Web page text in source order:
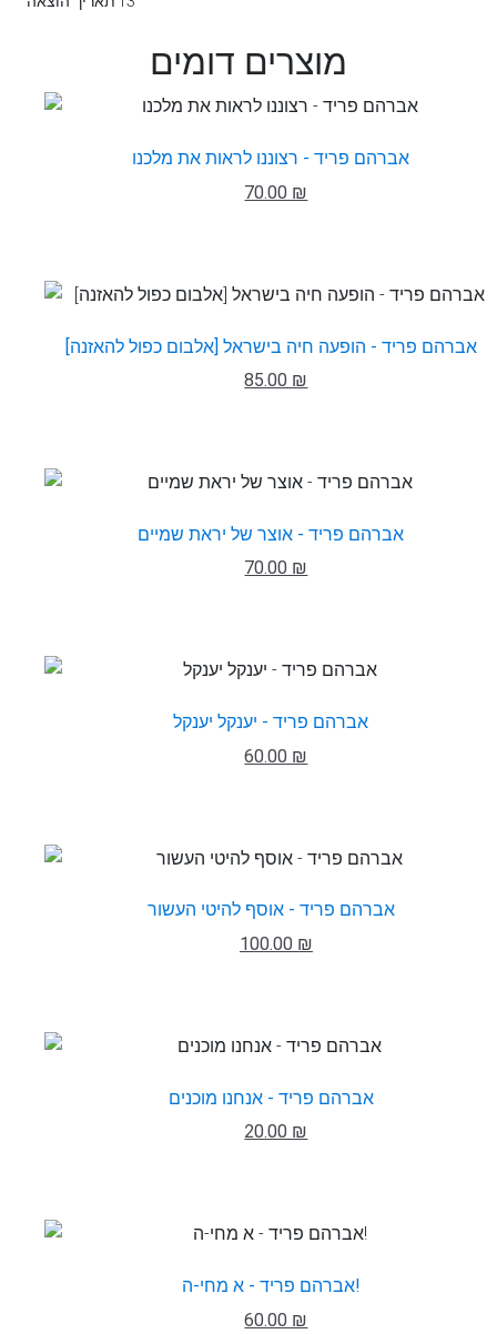
מוצרים דומים
אברהם פריד - רצוננו לראות את מלכנו
70.00 ₪
אברהם פריד - הופעה חיה בישראל [אלבום כפול להאזנה]
85.00 ₪
אברהם פריד - אוצר של יראת שמיים
70.00 ₪
אברהם פריד - יענקל יענקל
60.00 ₪
אברהם פריד - אוסף להיטי העשור
100.00 ₪
אברהם פריד - אנחנו מוכנים
20.00 ₪
אברהם פריד - א מחי-ה!
60.00 ₪